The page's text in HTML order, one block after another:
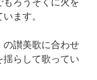
ろうそくに火を
ます。
の讃美歌に合わせ
らして歌ってい